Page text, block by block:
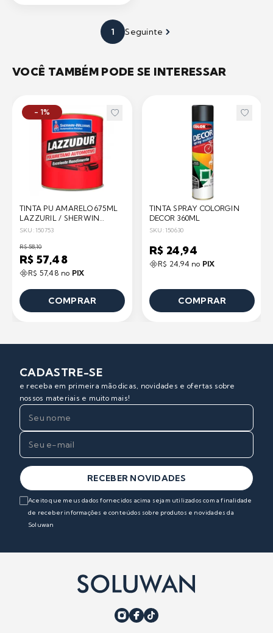
1 Seguinte
VOCÊ TAMBÉM PODE SE INTERESSAR
TINTA PU AMARELO 675ML
LAZZURIL / SHERWIN
WILLIAMS
SKU: 150753
R$ 58,10
R$ 57,48
R$ 57,48 no PIX
- 1%
COMPRAR
TINTA SPRAY COLORGIN
DECOR 360ML
SKU: 150630
R$ 24,94
R$ 24,94 no PIX
COMPRAR
CADASTRE-SE
e receba em primeira mão dicas, novidades e ofertas sobre
nossos materiais e muito mais!
RECEBER NOVIDADES
Aceito que meus dados fornecidos acima sejam utilizados com a finalidade
de receber informações e conteúdos sobre produtos e novidades da
Soluwan